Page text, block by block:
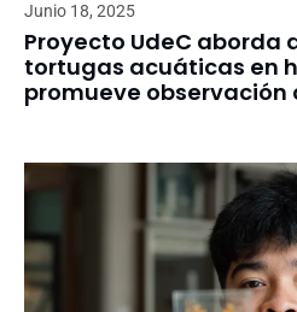
Junio 18, 2025
Proyecto UdeC aborda
tortugas acuáticas en
promueve